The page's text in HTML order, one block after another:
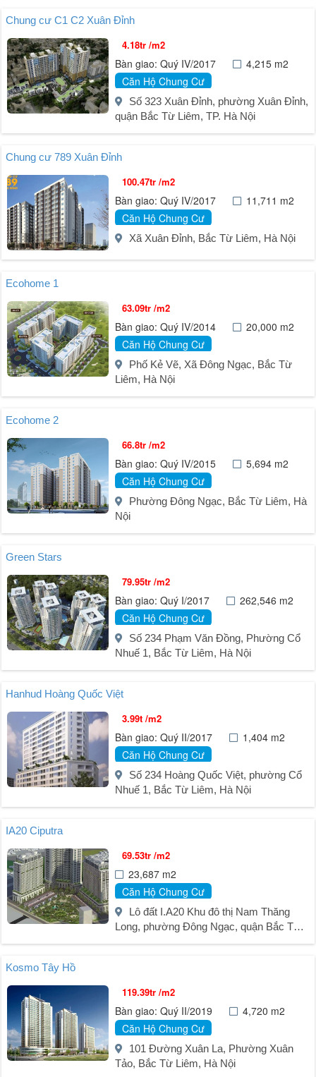
Chung cư C1 C2 Xuân Đỉnh
4.18tr /m2
Bàn giao: Quý IV/2017
4,215 m2
Căn Hộ Chung Cư
Số 323 Xuân Đỉnh, phường Xuân Đỉnh,
quận Bắc Từ Liêm, TP. Hà Nội
Chung cư 789 Xuân Đỉnh
100.47tr /m2
Bàn giao: Quý IV/2017
11,711 m2
Căn Hộ Chung Cư
Xã Xuân Đỉnh, Bắc Từ Liêm, Hà Nội
Ecohome 1
63.09tr /m2
Bàn giao: Quý IV/2014
20,000 m2
Căn Hộ Chung Cư
Phố Kẻ Vẽ, Xã Đông Ngạc, Bắc Từ
Liêm, Hà Nội
Ecohome 2
66.8tr /m2
Bàn giao: Quý IV/2015
5,694 m2
Căn Hộ Chung Cư
Phường Đông Ngạc, Bắc Từ Liêm, Hà
Nội
Green Stars
79.95tr /m2
Bàn giao: Quý I/2017
262,546 m2
Căn Hộ Chung Cư
Số 234 Phạm Văn Đồng, Phường Cổ
Nhuế 1, Bắc Từ Liêm, Hà Nội
Hanhud Hoàng Quốc Việt
3.99t /m2
Bàn giao: Quý II/2017
1,404 m2
Căn Hộ Chung Cư
Số 234 Hoàng Quốc Việt, phường Cổ
Nhuế 1, Bắc Từ Liêm, Hà Nội
IA20 Ciputra
69.53tr /m2
23,687 m2
Căn Hộ Chung Cư
Lô đất I.A20 Khu đô thị Nam Thăng
Long, phường Đông Ngạc, quận Bắc Từ
Liêm, TP. Hà Nội
Kosmo Tây Hồ
119.39tr /m2
Bàn giao: Quý II/2019
4,720 m2
Căn Hộ Chung Cư
101 Đường Xuân La, Phường Xuân
Tảo, Bắc Từ Liêm, Hà Nội